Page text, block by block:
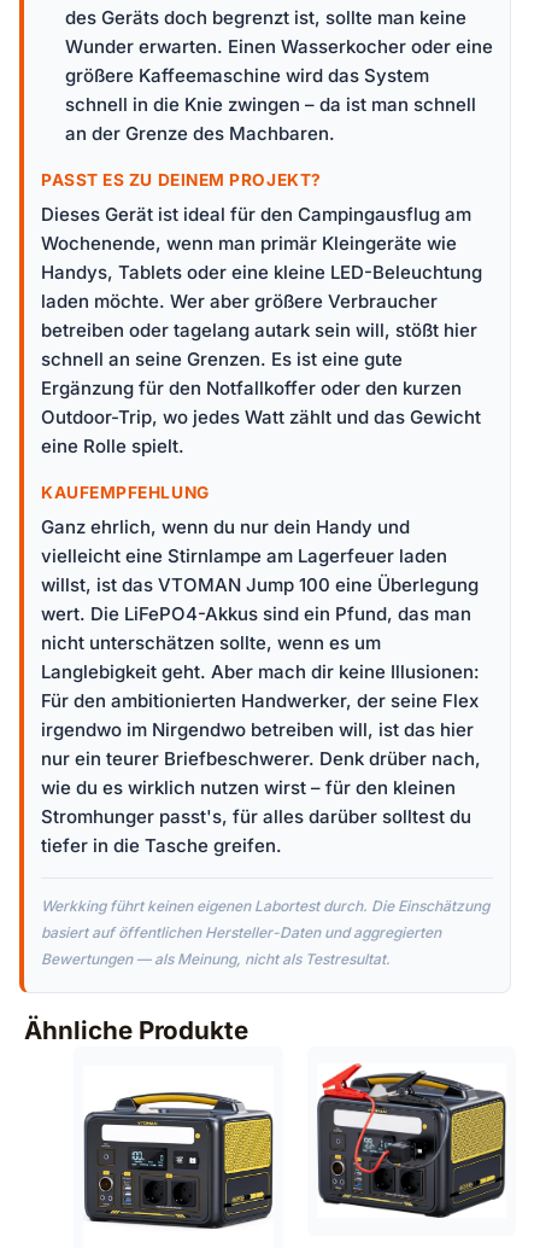
des Geräts doch begrenzt ist, sollte man keine
Wunder erwarten. Einen Wasserkocher oder eine
größere Kaffeemaschine wird das System
schnell in die Knie zwingen – da ist man schnell
an der Grenze des Machbaren.
PASST ES ZU DEINEM PROJEKT?
Dieses Gerät ist ideal für den Campingausflug am
Wochenende, wenn man primär Kleingeräte wie
Handys, Tablets oder eine kleine LED-Beleuchtung
laden möchte. Wer aber größere Verbraucher
betreiben oder tagelang autark sein will, stößt hier
schnell an seine Grenzen. Es ist eine gute
Ergänzung für den Notfallkoffer oder den kurzen
Outdoor-Trip, wo jedes Watt zählt und das Gewicht
eine Rolle spielt.
KAUFEMPFEHLUNG
Ganz ehrlich, wenn du nur dein Handy und
vielleicht eine Stirnlampe am Lagerfeuer laden
willst, ist das VTOMAN Jump 100 eine Überlegung
wert. Die LiFePO4-Akkus sind ein Pfund, das man
nicht unterschätzen sollte, wenn es um
Langlebigkeit geht. Aber mach dir keine Illusionen:
Für den ambitionierten Handwerker, der seine Flex
irgendwo im Nirgendwo betreiben will, ist das hier
nur ein teurer Briefbeschwerer. Denk drüber nach,
wie du es wirklich nutzen wirst – für den kleinen
Stromhunger passt's, für alles darüber solltest du
tiefer in die Tasche greifen.
Werkking führt keinen eigenen Labortest durch. Die Einschätzung
basiert auf öffentlichen Hersteller-Daten und aggregierten
Bewertungen — als Meinung, nicht als Testresultat.
Ähnliche Produkte